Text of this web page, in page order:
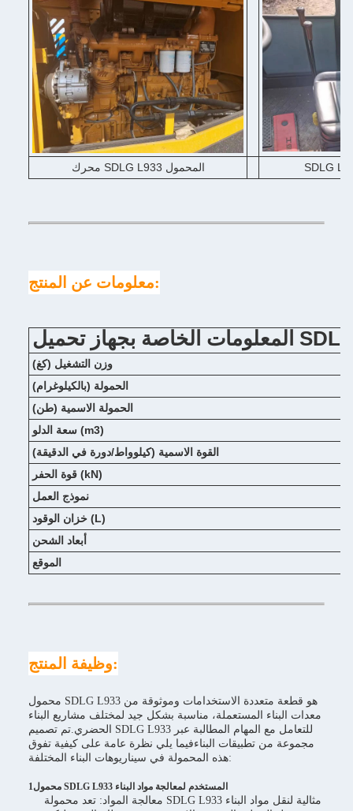
محرك SDLG L933 المحمول
معلومات عن المنتج:
وزن التشغيل (كغ)
الحمولة (بالكيلوغرام)
الحمولة الاسمية (طن)
سعة الدلو (m3)
القوة الاسمية (كيلوواط/دورة في الدقيقة)
قوة الحفر (kN)
نموذج العمل
خزان الوقود (L)
أبعاد الشحن
الموقع
وظيفة المنتج:
محمول SDLG L933 هو قطعة متعددة الاستخدامات وموثوقة من
معدات البناء المستعملة، مناسبة بشكل جيد لمختلف مشاريع البناء
الحضري.تم تصميم SDLG L933 للتعامل مع المهام المطالبة عبر
مجموعة من تطبيقات البناءفيما يلي نظرة عامة على كيفية تفوق
هذه المحمولة في سيناريوهات البناء المختلفة:
1محمول SDLG L933 المستخدم لمعالجة مواد البناء
معالجة المواد: تعد محمولة SDLG L933 مثالية لنقل مواد البناء